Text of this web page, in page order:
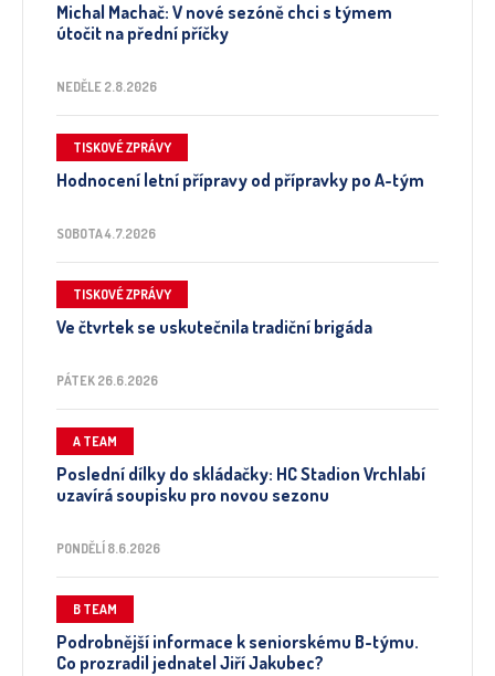
Michal Machač: V nové sezóně chci s týmem
útočit na přední příčky
NEDĚLE 2.8.2026
TISKOVÉ ZPRÁVY
Hodnocení letní přípravy od přípravky po A-tým
SOBOTA 4.7.2026
TISKOVÉ ZPRÁVY
Ve čtvrtek se uskutečnila tradiční brigáda
PÁTEK 26.6.2026
A TEAM
Poslední dílky do skládačky: HC Stadion Vrchlabí
uzavírá soupisku pro novou sezonu
PONDĚLÍ 8.6.2026
B TEAM
Podrobnější informace k seniorskému B-týmu.
Co prozradil jednatel Jiří Jakubec?